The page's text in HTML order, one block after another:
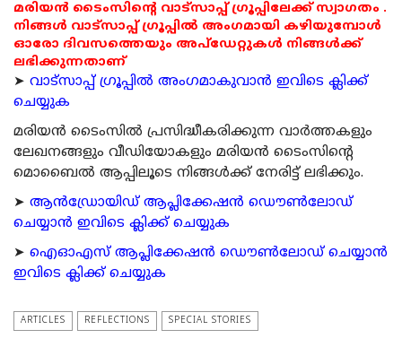
മരിയൻ ടൈംസിന്റെ വാട്സാപ്പ് ഗ്രൂപ്പിലേക്ക് സ്വാഗതം .
നിങ്ങൾ വാട്സാപ്പ് ഗ്രൂപ്പിൽ അംഗമായി കഴിയുമ്പോൾ
ഓരോ ദിവസത്തെയും അപ്ഡേറ്റുകൾ നിങ്ങൾക്ക്
ലഭിക്കുന്നതാണ്
➤ വാട്സാപ്പ് ഗ്രൂപ്പിൽ അംഗമാകുവാൻ ഇവിടെ ക്ലിക്ക്
ചെയ്യുക
മരിയന്‍ ടൈംസില്‍ പ്രസിദ്ധീകരിക്കുന്ന വാര്‍ത്തകളും
ലേഖനങ്ങളും വീഡിയോകളും മരിയന്‍ ടൈംസിന്റെ
മൊബൈല്‍ ആപ്പിലൂടെ നിങ്ങള്‍ക്ക് നേരിട്ട് ലഭിക്കും.
➤ ആന്‍ഡ്രോയിഡ് ആപ്ലിക്കേഷന്‍ ഡൌണ്‍ലോഡ്
ചെയ്യാന്‍ ഇവിടെ ക്ലിക്ക് ചെയ്യുക
➤ ഐഓഎസ് ആപ്ലിക്കേഷന്‍ ഡൌണ്‍ലോഡ് ചെയ്യാന്‍
ഇവിടെ ക്ലിക്ക് ചെയ്യുക
ARTICLES REFLECTIONS SPECIAL STORIES